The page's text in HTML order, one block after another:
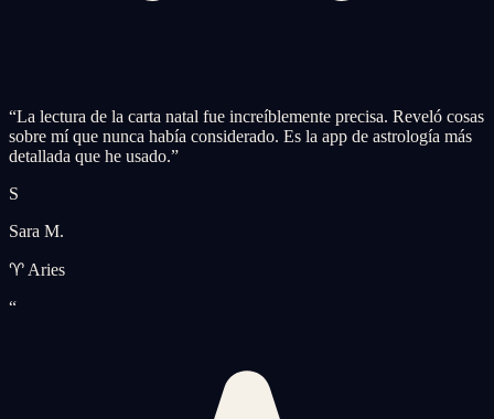
“La lectura de la carta natal fue increíblemente precisa. Reveló cosas
sobre mí que nunca había considerado. Es la app de astrología más
detallada que he usado.”
S
Sara M.
♈ Aries
“